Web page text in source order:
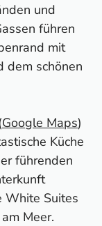
und
führen
mit
dem schönen
Google Maps)
Küche
führenden
White Suites
Meer.